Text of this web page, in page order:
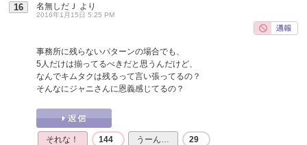
16 名無しだＪ より
2016年1月15日 5:25 PM
事務所に残らないパターンの場合でも、
5人だけは揃ってるべきだと思うんだけど、
なんでキムタクは残るって言い張ってるの？
そんなにジャニさんに恩義感じてるの？
それな！ 144 うーん… 29